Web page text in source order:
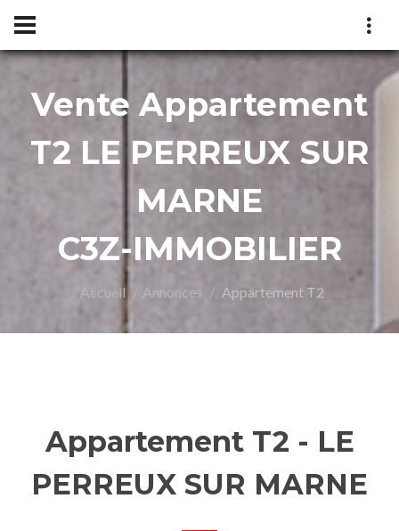
Vente Appartement
T2 LE PERREUX SUR
MARNE
C3Z-IMMOBILIER
Accueil Annonces Appartement T2
Appartement T2 - LE
PERREUX SUR MARNE